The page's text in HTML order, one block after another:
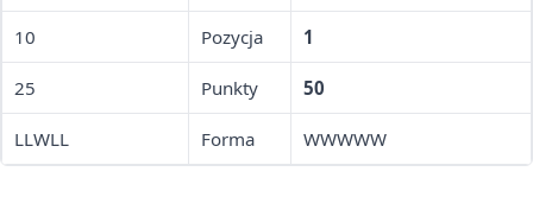
10 Pozycja 1
25 Punkty 50
LLWLL Forma WWWWW